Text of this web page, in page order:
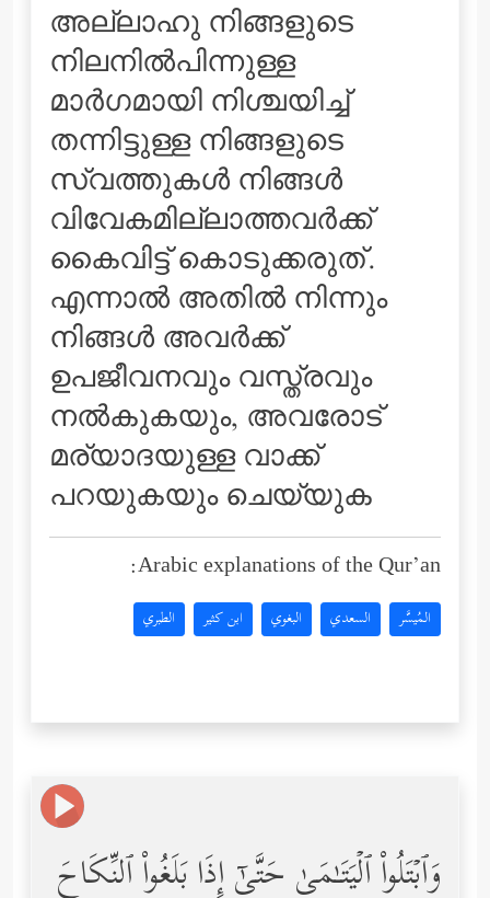
അല്ലാഹു നിങ്ങളുടെ
നിലനില്‍പിന്നുള്ള
മാര്‍ഗമായി നിശ്ചയിച്ച്
തന്നിട്ടുള്ള നിങ്ങളുടെ
സ്വത്തുകള്‍ നിങ്ങള്‍
വിവേകമില്ലാത്തവര്‍ക്ക്
കൈവിട്ട് കൊടുക്കരുത്‌.
എന്നാല്‍ അതില്‍ നിന്നും
നിങ്ങള്‍ അവര്‍ക്ക്
ഉപജീവനവും വസ്ത്രവും
നല്‍കുകയും, അവരോട്
മര്യാദയുള്ള വാക്ക്
പറയുകയും ചെയ്യുക
Arabic explanations of the Qur’an:
المُيسَّر السعدي البغوي ابن كثير الطبري
وَٱبۡتَلُواْ ٱلۡیَتَـٰمَىٰ حَتَّىٰۤ إِذَا بَلَغُواْ ٱلنِّكَاحَ